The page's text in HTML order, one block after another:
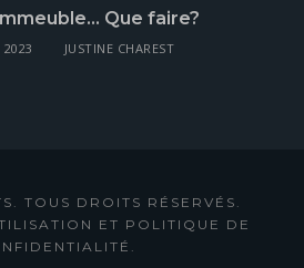
Que faire?
JUSTINE CHAREST
TOUS DROITS RÉSERVÉS.
ET POLITIQUE DE